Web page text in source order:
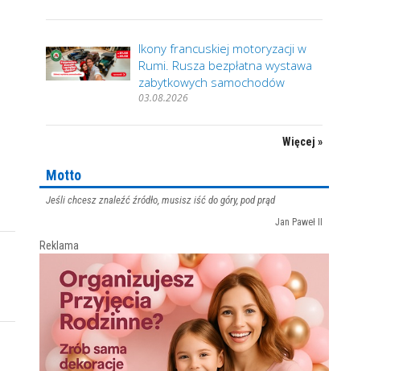
Ikony francuskiej motoryzacji w
Rumi. Rusza bezpłatna wystawa
zabytkowych samochodów
03.08.2026
Więcej »
Motto
Jeśli chcesz znaleźć źródło, musisz iść do góry, pod prąd
Jan Paweł II
Reklama